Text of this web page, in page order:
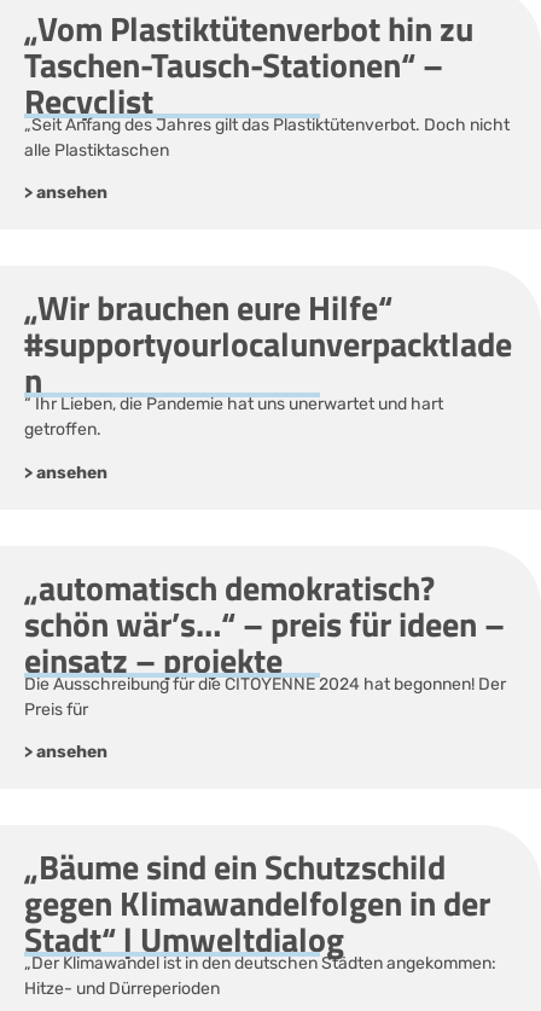
„Vom Plastiktütenverbot hin zu
Taschen-Tausch-Stationen“ –
Recyclist
„Seit Anfang des Jahres gilt das Plastiktütenverbot. Doch nicht
alle Plastiktaschen
> ansehen
„Wir brauchen eure Hilfe“
#supportyourlocalunverpacktlade
n
“ Ihr Lieben, die Pandemie hat uns unerwartet und hart
getroffen.
> ansehen
„automatisch demokratisch?
schön wär’s…“ – preis für ideen –
einsatz – projekte
Die Ausschreibung für die CITOYENNE 2024 hat begonnen! Der
Preis für
> ansehen
„Bäume sind ein Schutzschild
gegen Klimawandelfolgen in der
Stadt“ | Umweltdialog
„Der Klimawandel ist in den deutschen Städten angekommen:
Hitze- und Dürreperioden